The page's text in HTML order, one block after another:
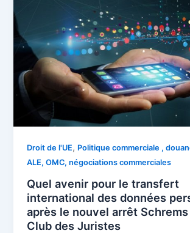
Droit de l'UE, Politique commerciale ,
ALE, OMC, négociations commerciales
Quel avenir pour le transfert
international des données
après le nouvel arrêt Schrems
Club des Juristes